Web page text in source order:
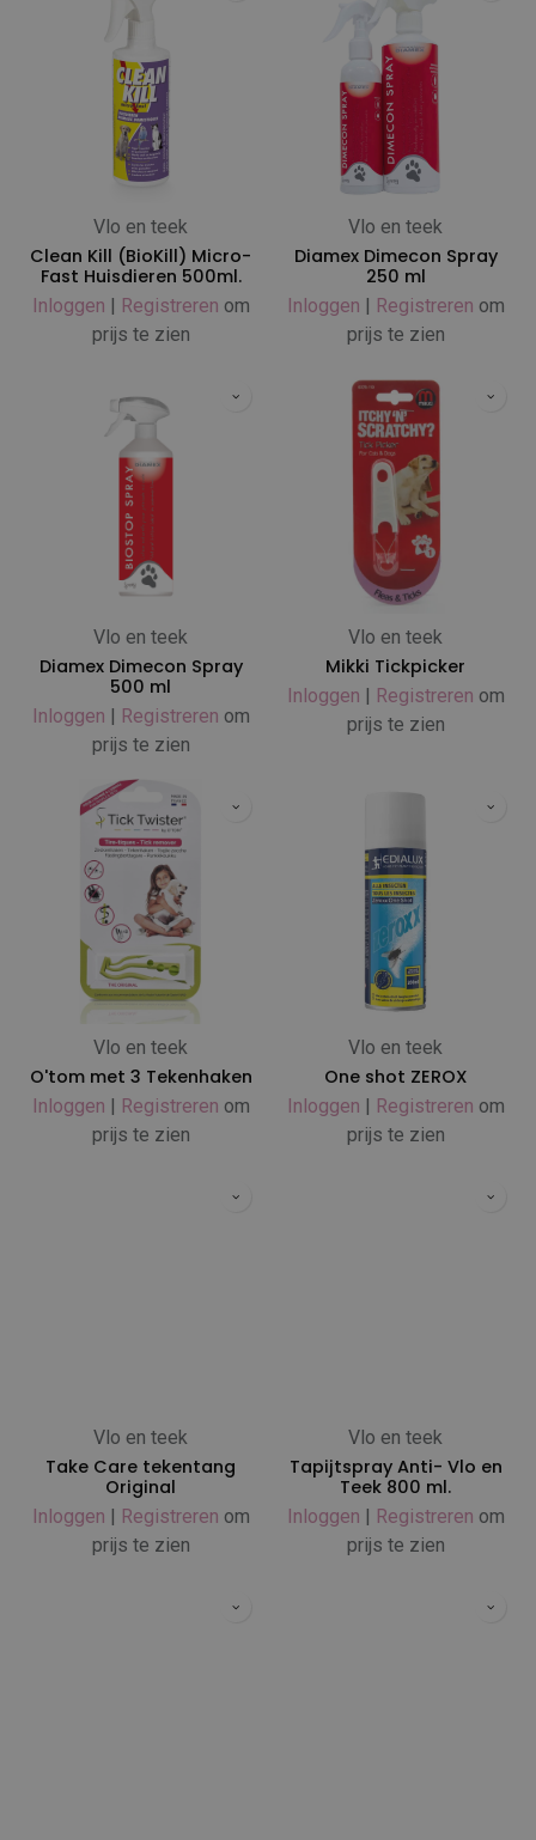
Vlo en teek
Clean Kill (BioKill) Micro-
Fast Huisdieren 500ml.
Inloggen | Registreren om
prijs te zien
Vlo en teek
Diamex Dimecon Spray
250 ml
Inloggen | Registreren om
prijs te zien
Vlo en teek
Diamex Dimecon Spray
500 ml
Inloggen | Registreren om
prijs te zien
Vlo en teek
Mikki Tickpicker
Inloggen | Registreren om
prijs te zien
Vlo en teek
O'tom met 3 Tekenhaken
Inloggen | Registreren om
prijs te zien
Vlo en teek
One shot ZEROX
Inloggen | Registreren om
prijs te zien
Vlo en teek
Take Care tekentang
Original
Inloggen | Registreren om
prijs te zien
Vlo en teek
Tapijtspray Anti- Vlo en
Teek 800 ml.
Inloggen | Registreren om
prijs te zien